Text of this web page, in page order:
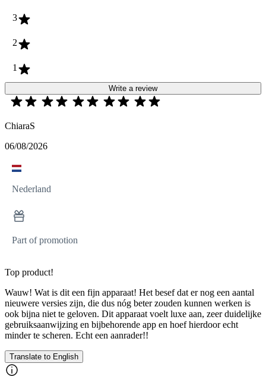
3
2
1
Write a review
ChiaraS
06/08/2026
Nederland
Part of promotion
Top product!
Wauw! Wat is dit een fijn apparaat! Het besef dat er nog een aantal
nieuwere versies zijn, die dus nóg beter zouden kunnen werken is
ook bijna niet te geloven. Dit apparaat voelt luxe aan, zeer duidelijke
gebruiksaanwijzing en bijbehorende app en hoef hierdoor echt
minder te scheren. Echt een aanrader!!
Translate to English